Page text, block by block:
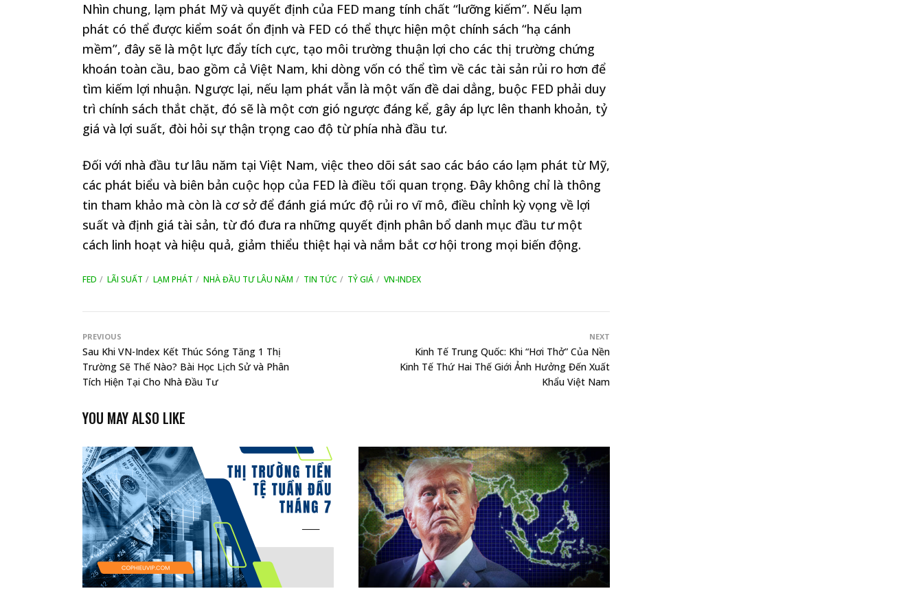
Nhìn chung, lạm phát Mỹ và quyết định của FED mang tính chất “lưỡng kiếm”. Nếu lạm
phát có thể được kiểm soát ổn định và FED có thể thực hiện một chính sách “hạ cánh
mềm”, đây sẽ là một lực đẩy tích cực, tạo môi trường thuận lợi cho các thị trường chứng
khoán toàn cầu, bao gồm cả Việt Nam, khi dòng vốn có thể tìm về các tài sản rủi ro hơn để
tìm kiếm lợi nhuận. Ngược lại, nếu lạm phát vẫn là một vấn đề dai dẳng, buộc FED phải duy
trì chính sách thắt chặt, đó sẽ là một cơn gió ngược đáng kể, gây áp lực lên thanh khoản, tỷ
giá và lợi suất, đòi hỏi sự thận trọng cao độ từ phía nhà đầu tư.
Đối với nhà đầu tư lâu năm tại Việt Nam, việc theo dõi sát sao các báo cáo lạm phát từ Mỹ,
các phát biểu và biên bản cuộc họp của FED là điều tối quan trọng. Đây không chỉ là thông
tin tham khảo mà còn là cơ sở để đánh giá mức độ rủi ro vĩ mô, điều chỉnh kỳ vọng về lợi
suất và định giá tài sản, từ đó đưa ra những quyết định phân bổ danh mục đầu tư một
cách linh hoạt và hiệu quả, giảm thiểu thiệt hại và nắm bắt cơ hội trong mọi biến động.
FED LÃI SUẤT LẠM PHÁT NHÀ ĐẦU TƯ LÂU NĂM TIN TỨC TỶ GIÁ VN-INDEX
PREVIOUS
Sau Khi VN-Index Kết Thúc Sóng Tăng 1 Thị
Trường Sẽ Thế Nào? Bài Học Lịch Sử và Phân
Tích Hiện Tại Cho Nhà Đầu Tư
NEXT
Kinh Tế Trung Quốc: Khi “Hơi Thở” Của Nền
Kinh Tế Thứ Hai Thế Giới Ảnh Hưởng Đến Xuất
Khẩu Việt Nam
YOU MAY ALSO LIKE